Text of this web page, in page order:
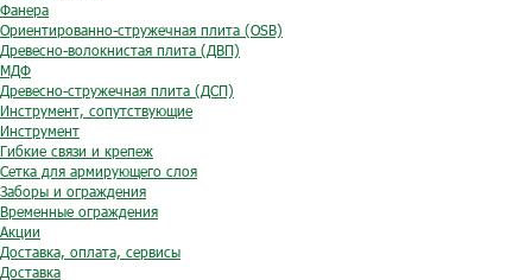
Фанера
Ориентированно-стружечная плита (OSB)
Древесно-волокнистая плита (ДВП)
МДФ
Древесно-стружечная плита (ДСП)
Инструмент, сопутствующие
Инструмент
Гибкие связи и крепеж
Сетка для армирующего слоя
Заборы и ограждения
Временные ограждения
Акции
Доставка, оплата, сервисы
Доставка